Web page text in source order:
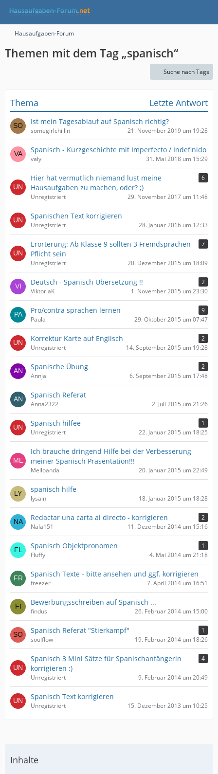
Hausaufgaben-Forum
Themen mit dem Tag „spanisch“
Suche nach Tags
Thema Letzte Antwort
Ist mein Tagesablauf auf Spanisch richtig?
somegirlchillin 21. November 2019 um 19:28
Spanisch - Kurzgeschichte mit Imperfecto / Indefinido
valy 31. Mai 2018 um 15:29
Hier hat vermutlich niemand lust meine
Hausaufgaben zu machen, oder? ;)
6
Unregistriert 29. November 2017 um 11:48
Spanischen Text korrigieren
Unregistriert 28. Januar 2016 um 12:33
Erörterung: Ab Klasse 9 sollten 3 Fremdsprachen
Pflicht sein
7
Unregistriert 20. Dezember 2015 um 18:09
Deutsch - Spanisch Übersetzung !!
2
ViktoriaK
1. November 2015 um 23:30
Pro/contra sprachen lernen
9
Paula
29. Oktober 2015 um 07:47
Korrektur Karte auf Englisch
2
Unregistriert
14. September 2015 um 19:28
Spanische Übung
2
Annja
6. September 2015 um 17:48
Spanisch Referat
Anna2322 2. Juli 2015 um 21:26
Spanisch hilfee
1
Unregistriert
22. Januar 2015 um 18:25
Ich brauche dringend Hilfe bei der Verbesserung
meiner Spanisch Präsentation!!!
Melloanda 20. Januar 2015 um 22:49
spanisch hilfe
lysain 18. Januar 2015 um 18:28
Redactar una carta al directo - korrigieren
2
Nala151
11. Dezember 2014 um 15:16
Spanisch Objektpronomen
1
Fluffy
4. Mai 2014 um 21:18
Spanisch Texte - bitte ansehen und ggf. korrigieren
freezer 7. April 2014 um 16:51
Bewerbungsschreiben auf Spanisch ...
findus 26. Februar 2014 um 15:00
Spanisch Referat "Stierkampf"
1
soulflow
19. Februar 2014 um 18:26
Spanisch 3 Mini Sätze für Spanischanfängerin
korrigieren :)
4
Unregistriert 9. Februar 2014 um 20:49
Spanisch Text korrigieren
Unregistriert 15. Dezember 2013 um 10:25
Inhalte